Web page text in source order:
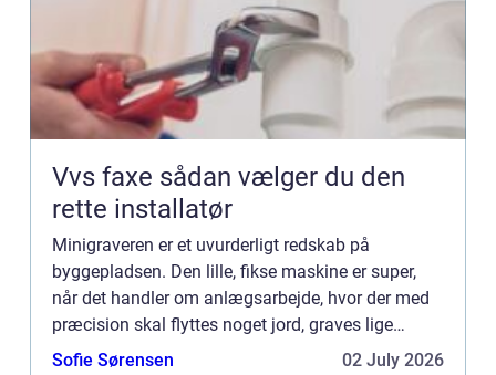
Vvs faxe sådan vælger du den
rette installatør
Minigraveren er et uvurderligt redskab på
byggepladsen. Den lille, fikse maskine er super,
når det handler om anlægsarbejde, hvor der med
præcision skal flyttes noget jord, graves lige
render, eller måske løftes t...
Sofie Sørensen 02 July 2026